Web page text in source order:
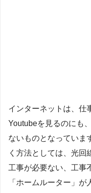
インターネットは、仕
Youtubeを見るのにも
ないものとなっていま
く方法としては、光回
工事が必要ない、工事
「ホームルーター」が